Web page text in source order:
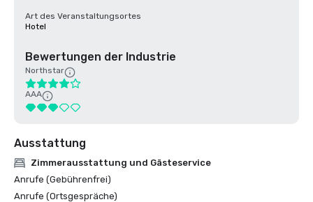
Art des Veranstaltungsortes
Hotel
Bewertungen der Industrie
Northstar
AAA
Ausstattung
Zimmerausstattung und Gästeservice
Anrufe (Gebührenfrei)
Anrufe (Ortsgespräche)